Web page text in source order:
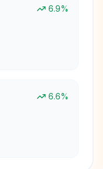
6.9%
6.6%